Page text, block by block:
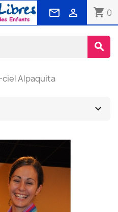
shopping_cart 0
 
search
Alpaquita
